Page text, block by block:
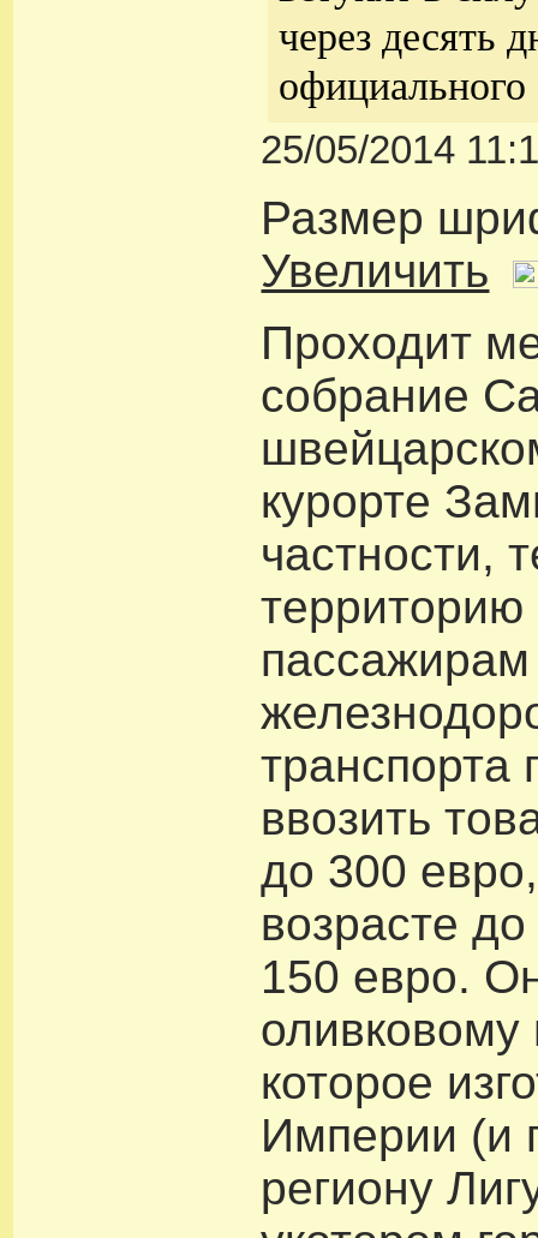
через десять
25/05/2014
Размер
Увеличить
Проходит
собрание
курорте
частности,
территорию
пассажирам
транспорта
ввозить
до 300
возрасте
150 евро.
оливковому
которое
Империи (и
региону